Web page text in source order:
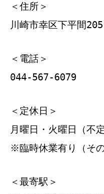
＜住所＞
川崎市幸区下平間205
＜電話＞
044-567-6079
＜定休日＞
月曜日・火曜日（不定
※臨時休業有り（そ
＜最寄駅＞